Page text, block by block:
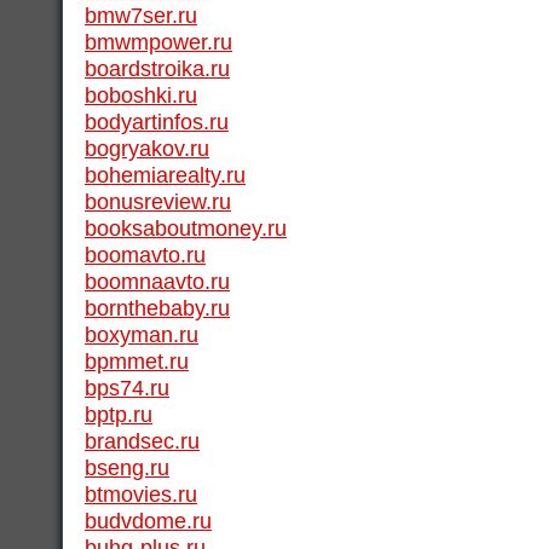
bmw7ser.ru
bmwmpower.ru
boardstroika.ru
boboshki.ru
bodyartinfos.ru
bogryakov.ru
bohemiarealty.ru
bonusreview.ru
booksaboutmoney.ru
boomavto.ru
boomnaavto.ru
bornthebaby.ru
boxyman.ru
bpmmet.ru
bps74.ru
bptp.ru
brandsec.ru
bseng.ru
btmovies.ru
budvdome.ru